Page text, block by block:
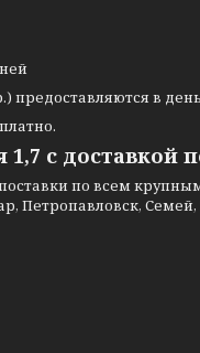
предоставляются в
с доставкой
по всем
Петропавловск, Семей,